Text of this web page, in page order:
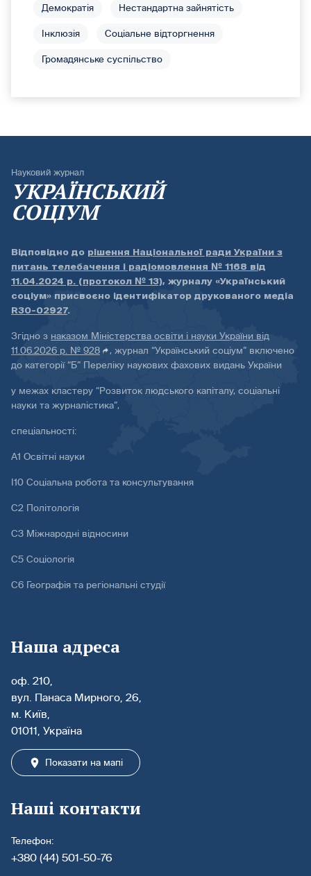
Демократія Нестандартна зайнятість
Інклюзія Соціальне відторгнення
Громадянське суспільство
Науковий журнал
УКРАЇНСЬКИЙ
СОЦІУМ
Відповідно до рішення Національної ради України з
питань телебачення і радіомовлення № 1168 від
11.04.2024 р. (протокол № 13), журналу «Український
соціум» присвоєно ідентифікатор друкованого медіа
R30-02927.
Згідно з наказом Міністерства освіти і науки України від
11.06.2026 р. № 928
, журнал “Український соціум” включено
до категорії “Б” Переліку наукових фахових видань України
у межах кластеру “Розвиток людського капіталу, соціальні
науки та журналістика”,
спеціальності:
А1 Освітні науки
І10 Соціальна робота та консультування
С2 Політологія
С3 Міжнародні відносини
С5 Соціологія
С6 Географія та регіональні студії
Наша адреса
оф. 210,
вул. Панаса Мирного, 26,
м. Київ,
01011, Україна
Показати на мапі
Наші контакти
Телефон:
+380 (44) 501-50-76